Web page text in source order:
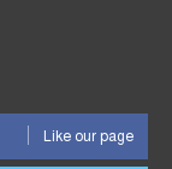
Like our page